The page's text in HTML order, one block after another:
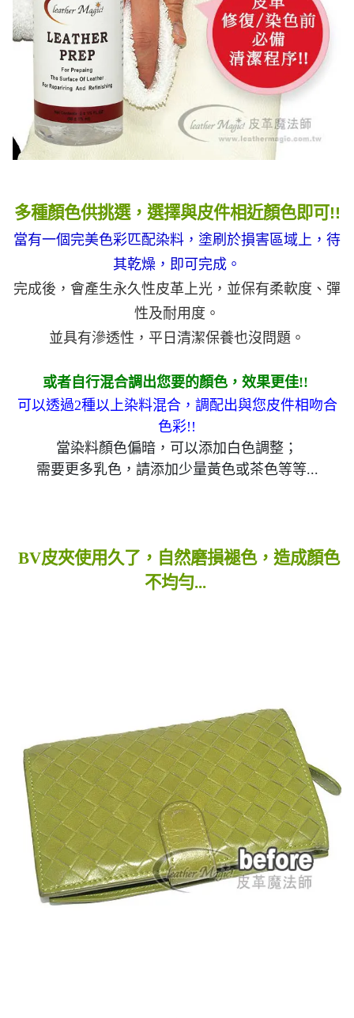
多種顏色供挑選，選擇與皮件相近顏色即可!!
當有一個完美色彩匹配染料，塗刷於損害區域上，待
其乾燥，即可完成 。
完成後，會產生永久性皮革上光，並保有柔軟度、彈
性及耐用度。
並具有滲透性，平日清潔保養也沒問題。
或者自行混合調出您要的顏色，效果更佳!!
可以透過2種以上染料混合，調配出與您皮件相吻合
色彩!!
當染料顏色偏暗，可以添加白色調整；
需要更多乳色，請添加少量黃色或茶色等等...
BV皮夾使用久了，自然磨損褪色，造成顏色
不均勻...